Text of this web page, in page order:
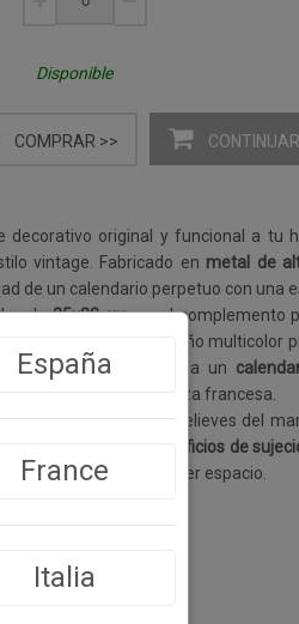
Disponible
COMPRAR >>
decorativo original y funcional a tu
vintage. Fabricado en metal de
de un calendario perpetuo con una
de25x33 cm, es el complemento
oficina o pasillo. El diseño
lilas y violetas junto a un
evocando la Provenza francesa.
multicolor y los relieves del
orificios de
carácter a cualquier espacio.
España
France
Italia